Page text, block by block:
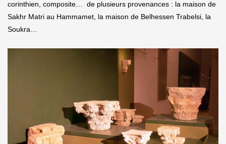
corinthien, composite… de plusieurs provenances : la maison de
Sakhr Matri au Hammamet, la maison de Belhessen Trabelsi, la
Soukra…